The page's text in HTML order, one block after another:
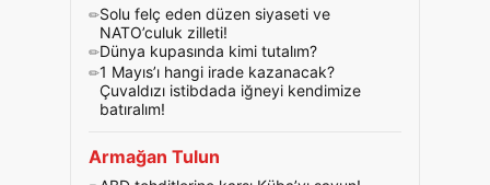
Solu felç eden düzen siyaseti ve
NATO’culuk zilleti!
Dünya kupasında kimi tutalım?
1 Mayıs’ı hangi irade kazanacak?
Çuvaldızı istibdada iğneyi kendimize
batıralım!
Armağan Tulun